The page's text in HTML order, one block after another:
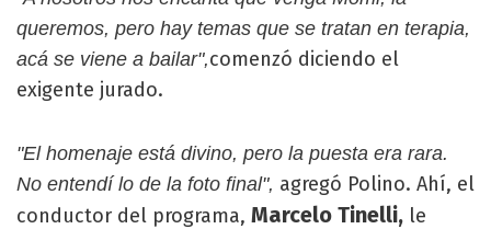
queremos, pero hay temas que se tratan en terapia,
acá se viene a bailar",comenzó diciendo el
exigente jurado.
"El homenaje está divino, pero la puesta era rara.
No entendí lo de la foto final", agregó Polino. Ahí, el
conductor del programa, Marcelo Tinelli, le